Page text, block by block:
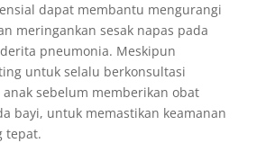
dapat membantu mengurangi
meringankan sesak napas pada
pneumonia. Meskipun
untuk selalu berkonsultasi
sebelum memberikan obat
bayi, untuk memastikan keamanan
tepat.